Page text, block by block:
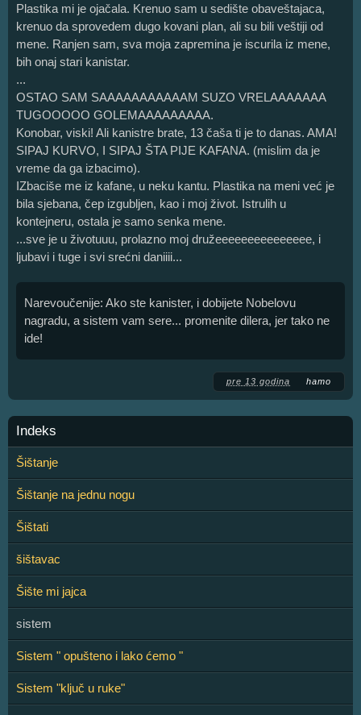
Plastika mi je ojačala. Krenuo sam u sedište obaveštajaca,
krenuo da sprovedem dugo kovani plan, ali su bili veštiji od
mene. Ranjen sam, sva moja zapremina je iscurila iz mene,
bih onaj stari kanistar.
...
OSTAO SAM SAAAAAAAAAAAM SUZO VRELAAAAAAA
TUGOOOOO GOLEMAAAAAAAAA.
Konobar, viski! Ali kanistre brate, 13 čaša ti je to danas. AMA!
SIPAJ KURVO, I SIPAJ ŠTA PIJE KAFANA. (mislim da je
vreme da ga izbacimo).
IZbaciše me iz kafane, u neku kantu. Plastika na meni već je
bila sjebana, čep izgubljen, kao i moj život. Istrulih u
kontejneru, ostala je samo senka mene.
...sve je u životuuu, prolazno moj družeeeeeeeeeeeeeee, i
ljubavi i tuge i svi srećni daniiii...
Narevoučenije: Ako ste kanister, i dobijete Nobelovu
nagradu, a sistem vam sere... promenite dilera, jer tako ne
ide!
pre 13 godina hamo
Indeks
Šištanje
Šištanje na jednu nogu
Šištati
šištavac
Šište mi jajca
sistem
Sistem " opušteno i lako ćemo "
Sistem "ključ u ruke"